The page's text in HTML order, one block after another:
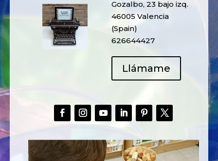
Gozalbo, 23 bajo izq.
46005 Valencia
(Spain)
626644427
Llámame